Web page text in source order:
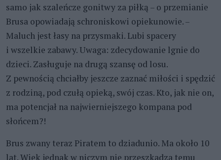
samo jak szaleńcze gonitwy za piłką – o przemianie
Brusa opowiadają schroniskowi opiekunowie. –
Maluch jest łasy na przysmaki. Lubi spacery
i wszelkie zabawy. Uwaga: zdecydowanie lgnie do
dzieci. Zasługuje na drugą szansę od losu.
Z pewnością chciałby jeszcze zaznać miłości i spędzić
z rodziną, pod czułą opieką, swój czas. Kto, jak nie on,
ma potencjał na najwierniejszego kompana pod
słońcem?!
Brus zwany teraz Piratem to dziadunio. Ma około 10
lat. Wiek jednak w niczym nie przeszkadza temu